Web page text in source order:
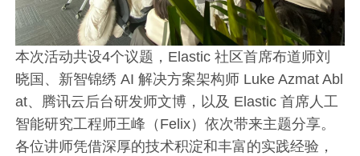
本次活动共设4个议题，Elastic 社区首席布道师刘
晓国、新智锦绣 AI 解决方案架构师 Luke Azmat Abl
at、腾讯云后台研发师文博，以及 Elastic 首席人工
智能研究工程师王峰（Felix）依次带来主题分享。
各位讲师凭借深厚的技术积淀和丰富的实践经验，